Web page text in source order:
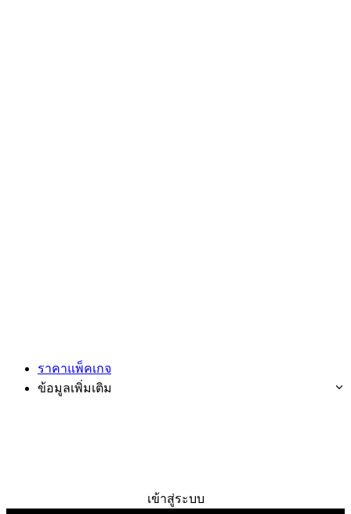
ราคาแพ็คเกจ
ข้อมูลเพิ่มเติม
เข้าสู่ระบบ